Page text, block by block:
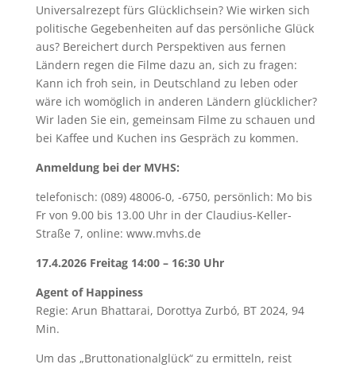
Universalrezept fürs Glücklichsein? Wie wirken sich
politische Gegebenheiten auf das persönliche Glück
aus? Bereichert durch Perspektiven aus fernen
Ländern regen die Filme dazu an, sich zu fragen:
Kann ich froh sein, in Deutschland zu leben oder
wäre ich womöglich in anderen Ländern glücklicher?
Wir laden Sie ein, gemeinsam Filme zu schauen und
bei Kaffee und Kuchen ins Gespräch zu kommen.
Anmeldung bei der MVHS:
telefonisch: (089) 48006-0, -6750, persönlich: Mo bis
Fr von 9.00 bis 13.00 Uhr in der Claudius-Keller-
Straße 7, online: www.mvhs.de
17.4.2026 Freitag 14:00 – 16:30 Uhr
Agent of Happiness
Regie: Arun Bhattarai, Dorottya Zurbó, BT 2024, 94
Min.
Um das „Bruttonationalglück“ zu ermitteln, reist